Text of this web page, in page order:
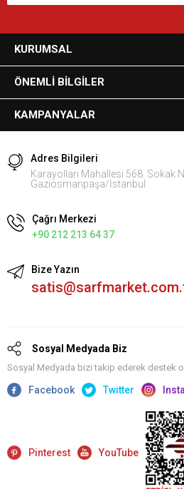
KURUMSAL
ÖNEMLI BILGILER
KAMPANYALAR
Adres Bilgileri
Karayolları Mahallesi 568. Sokak
Gaziosmanpaşa/İstanbul
Çağrı Merkezi
+90 212 213 64 37
Bize Yazın
Sosyal Medyada Biz
Sosyal Medyada bizi takip ederek destek
Facebook Twitter
Pinterest YouTube